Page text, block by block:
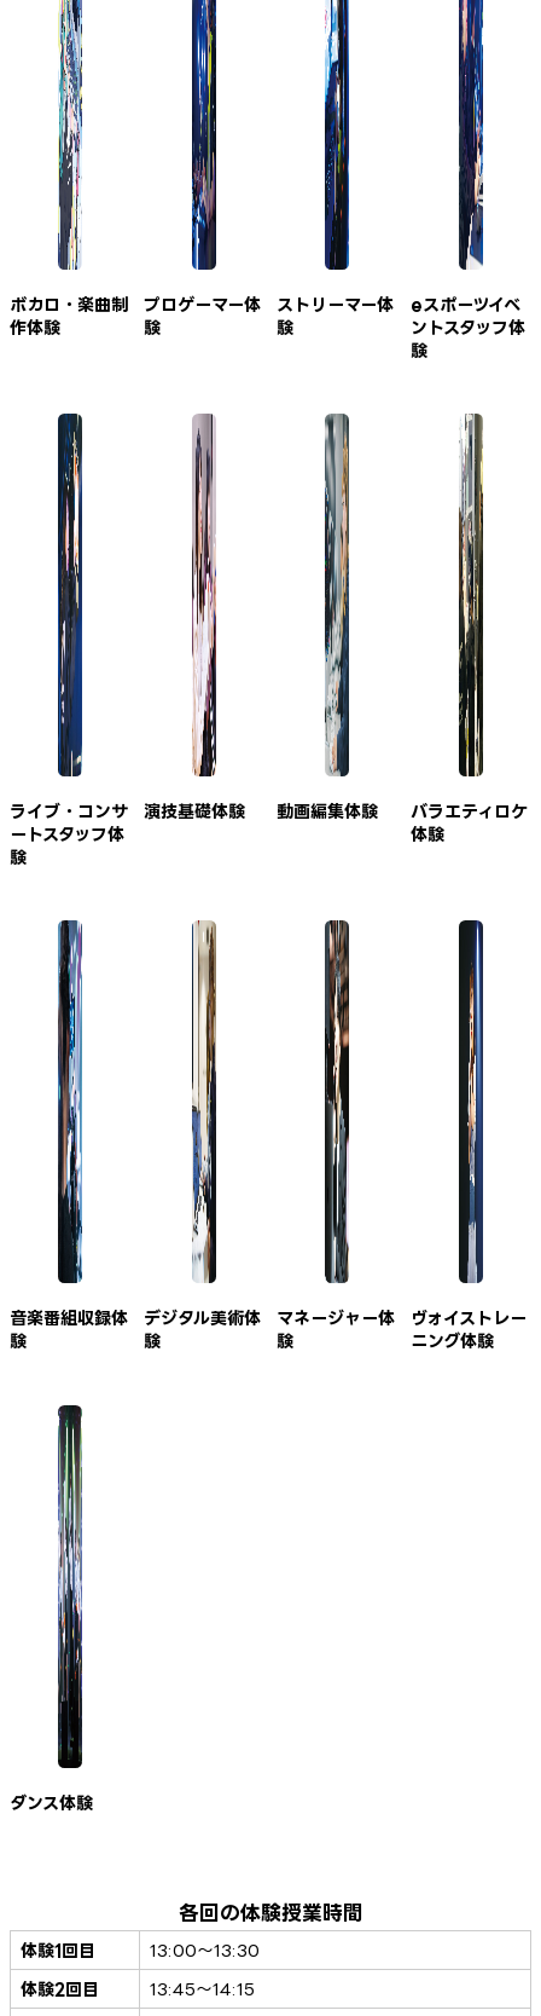
ボカロ・楽曲制
作体験
プロゲーマー体
験
ストリーマー体
験
eスポーツイベ
ントスタッフ体
験
ライブ・コンサ
ートスタッフ体
験
演技基礎体験 動画編集体験
バラエティロケ
体験
音楽番組収録体
験
デジタル美術体
験
マネージャー体
験
ヴォイストレー
ニング体験
ダンス体験
各回の体験授業時間
体験1回目 13:00〜13:30
体験2回目 13:45〜14:15